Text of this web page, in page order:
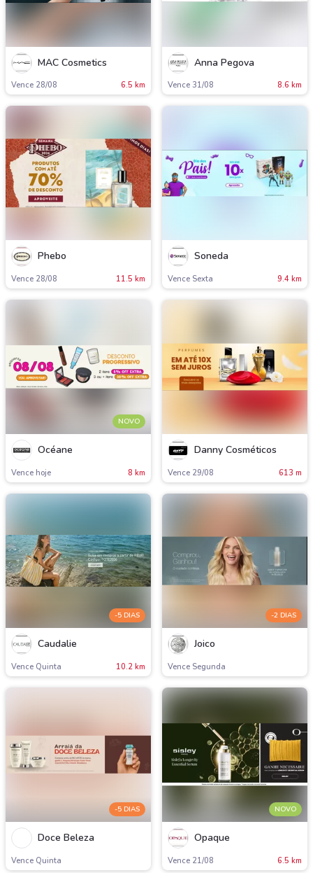
MAC Cosmetics
Vence 28/08 6.5 km
Anna Pegova
Vence 31/08 8.6 km
Phebo
Vence 28/08 11.5 km
Soneda
Vence Sexta 9.4 km
NOVO
Océane
Vence hoje 8 km
Danny Cosméticos
Vence 29/08 613 m
-5 DIAS
Caudalie
Vence Quinta 10.2 km
-2 DIAS
Joico
Vence Segunda
-5 DIAS
Doce Beleza
Vence Quinta
NOVO
Opaque
Vence 21/08 6.5 km